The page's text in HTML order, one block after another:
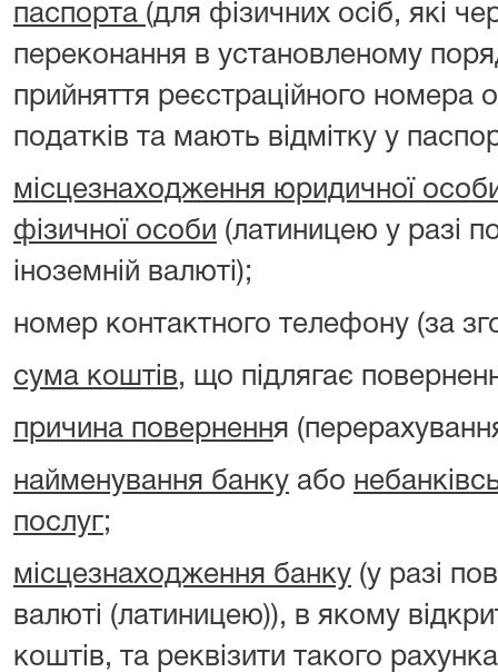
паспорта (для фізичних осіб, які
переконання в установленому
прийняття реєстраційного номера
податків та мають відмітку у
місцезнаходження юридичної
фізичної особи (латиницею у разі
іноземній валюті);
номер контактного телефону (за
сума коштів, що підлягає
причина повернення
найменування банку або
послуг;
місцезнаходження банку (у разі
валюті (латиницею)), в якому
коштів, та реквізити такого